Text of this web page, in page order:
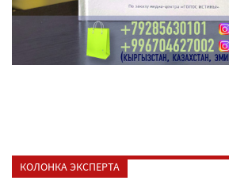
КОЛОНКА ЭКСПЕРТА